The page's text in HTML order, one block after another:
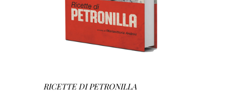
RICETTE DI PETRONILLA